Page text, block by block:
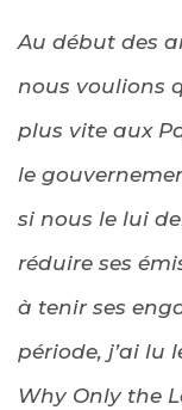
Au début des
nous voulions
plus vite aux
le
si nous le lui
réduire ses
à tenir ses
période, j’ai lu
Why Only the